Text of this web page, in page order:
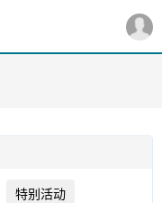
特别活动